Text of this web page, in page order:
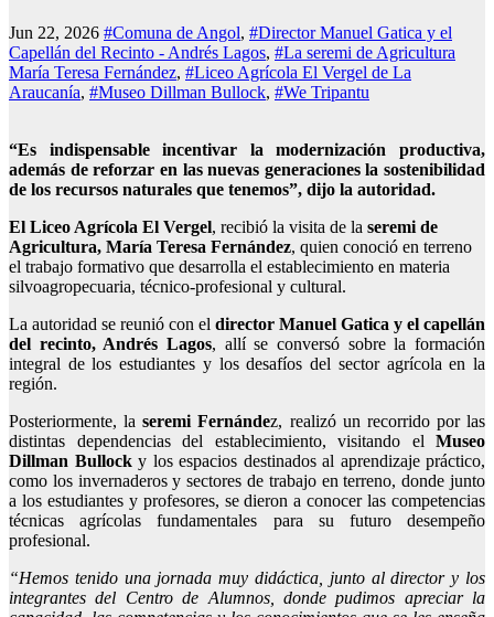
Jun 22, 2026 #Comuna de Angol, #Director Manuel Gatica y el
Capellán del Recinto - Andrés Lagos, #La seremi de Agricultura
María Teresa Fernández, #Liceo Agrícola El Vergel de La
Araucanía, #Museo Dillman Bullock, #We Tripantu
“Es indispensable incentivar la modernización productiva,
además de reforzar en las nuevas generaciones la sostenibilidad
de los recursos naturales que tenemos”, dijo la autoridad.
El Liceo Agrícola El Vergel, recibió la visita de la seremi de
Agricultura, María Teresa Fernández, quien conoció en terreno
el trabajo formativo que desarrolla el establecimiento en materia
silvoagropecuaria, técnico-profesional y cultural.
La autoridad se reunió con el director Manuel Gatica y el capellán
del recinto, Andrés Lagos, allí se conversó sobre la formación
integral de los estudiantes y los desafíos del sector agrícola en la
región.
Posteriormente, laseremi Fernández, realizó un recorrido por las
distintas dependencias del establecimiento, visitando el Museo
Dillman Bullocky los espacios destinados al aprendizaje práctico,
como los invernaderos y sectores de trabajo en terreno, donde junto
a los estudiantes y profesores, se dieron a conocer las competencias
técnicas agrícolas fundamentales para su futuro desempeño
profesional.
“Hemos tenido una jornada muy didáctica, junto al director y los
integrantes del Centro de Alumnos, donde pudimos apreciar la